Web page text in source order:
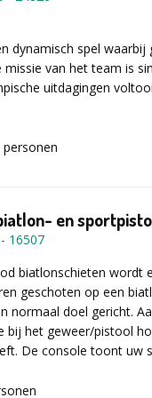
Daar speelt Winterproof
en events zijn
of gaan gericht indoor
in!
dynamisch spel
missie van het team is
uitdagingen
materiaal krijgt. Het
te voltooien
uit intellectuele,
kiest welke opdrachten
wordt bekroond op
activiteit die
personen
en
16507
biatlonschieten wordt
geschoten op een
normaal doel gericht.
bij het geweer/pistool
De console toont uw
als kinderen. Het